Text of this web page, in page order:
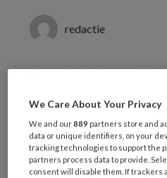
redactie
Soms vind je in ons
hoofdpijnarts in Almere.
juweeltjes van een
je dat ook? Smaakt het
website kun je vele
We Care About Your Privacy
We and our889 partners store and
data or unique identifiers, on your
tracking technologies to support the
partners process data to provide.
consent will disable them. If trackers